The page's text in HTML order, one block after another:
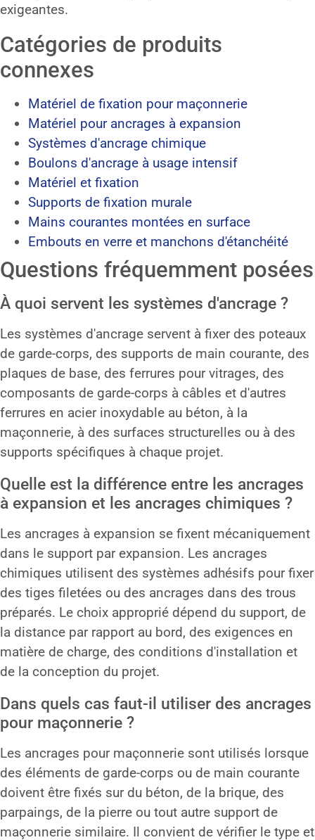
exigeantes.
Catégories de produits
connexes
Matériel de fixation pour maçonnerie
Matériel pour ancrages à expansion
Systèmes d'ancrage chimique
Boulons d'ancrage à usage intensif
Matériel et fixation
Supports de fixation murale
Mains courantes montées en surface
Embouts en verre et manchons d'étanchéité
Questions fréquemment posées
À quoi servent les systèmes d'ancrage ?
Les systèmes d'ancrage servent à fixer des poteaux
de garde-corps, des supports de main courante, des
plaques de base, des ferrures pour vitrages, des
composants de garde-corps à câbles et d'autres
ferrures en acier inoxydable au béton, à la
maçonnerie, à des surfaces structurelles ou à des
supports spécifiques à chaque projet.
Quelle est la différence entre les ancrages
à expansion et les ancrages chimiques ?
Les ancrages à expansion se fixent mécaniquement
dans le support par expansion. Les ancrages
chimiques utilisent des systèmes adhésifs pour fixer
des tiges filetées ou des ancrages dans des trous
préparés. Le choix approprié dépend du support, de
la distance par rapport au bord, des exigences en
matière de charge, des conditions d'installation et
de la conception du projet.
Dans quels cas faut-il utiliser des ancrages
pour maçonnerie ?
Les ancrages pour maçonnerie sont utilisés lorsque
des éléments de garde-corps ou de main courante
doivent être fixés sur du béton, de la brique, des
parpaings, de la pierre ou tout autre support de
maçonnerie similaire. Il convient de vérifier le type et